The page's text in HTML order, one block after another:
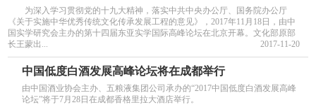
为深入学习贯彻党的十九大精神，落实中共中央办公厅、国务院办公厅
《关于实施中华优秀传统文化传承发展工程的意见》，2017年11月18日，由中
国实学研究会主办的第十四届东亚实学国际高峰论坛在北京开幕。文化部原部
长王蒙出...
2017-11-20
中国低度白酒发展高峰论坛将在成都举行
由中国酒业协会主办、五粮液集团公司承办的“2017中国低度白酒发展高峰
论坛”将于7月28日在成都香格里拉大酒店举行。